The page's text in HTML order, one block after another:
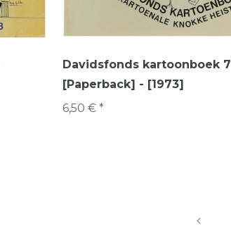
Davidsfonds kartoonboek 7
[Paperback] - [1973]
6,50 € *